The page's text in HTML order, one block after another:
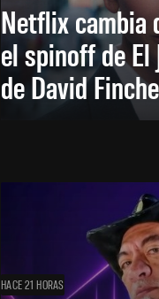
Netflix cambia
el spinoff de El
de David
HACE 21 HORAS